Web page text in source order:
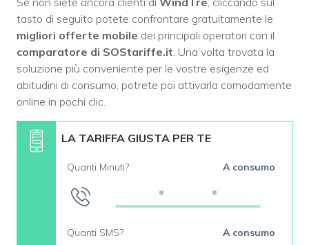
tasto di seguito potete confrontare gratuitamente le
migliori offerte mobile dei principali operatori con il
comparatore di SOStariffe.it. Una volta trovata la
soluzione più conveniente per le vostre esigenze ed
abitudini di consumo, potrete poi attivarla comodamente
online in pochi clic.
LA TARIFFA GIUSTA PER TE
Quanti Minuti? A consumo
Quanti SMS? A consumo